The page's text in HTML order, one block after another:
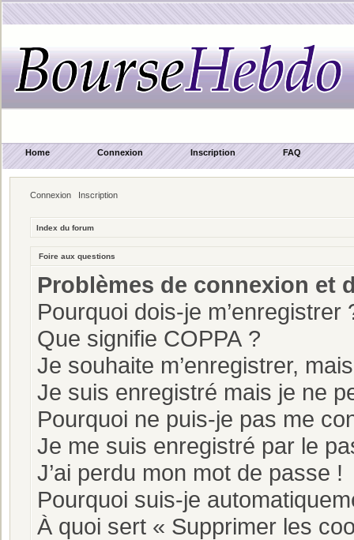
Home Connexion Inscription FAQ
Connexion Inscription
Index du forum
Foire aux questions
Problèmes de connexion et
Pourquoi dois-je m’enregistrer
Que signifie COPPA ?
Je souhaite m’enregistrer,
Je suis enregistré mais je ne
Pourquoi ne puis-je pas me
Je me suis enregistré par le
J’ai perdu mon mot de passe !
Pourquoi suis-je
À quoi sert « Supprimer les